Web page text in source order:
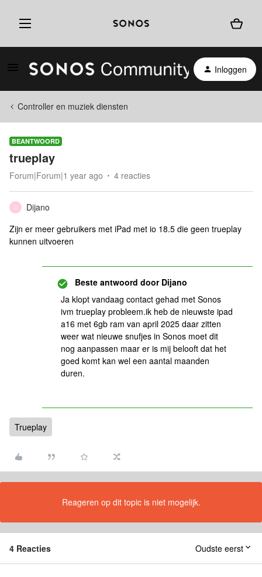
Inloggen
Controller en muziek diensten
BEANTWOORD
trueplay
Forum|Forum|1 year ago 4 reacties
D
Dijano
Zijn er meer gebruikers met iPad met io 18.5 die geen trueplay
kunnen uitvoeren
Beste antwoord doorDijano
Ja klopt vandaag contact gehad met Sonos
ivm trueplay probleem.ik heb de nieuwste ipad
a16 met 6gb ram van april 2025 daar zitten
weer wat nieuwe snufjes in Sonos moet dit
nog aanpassen maar er is mij belooft dat het
goed komt kan wel een aantal maanden
duren.
Trueplay
Reageren op dit topic is niet mogelijk.
4 Reacties Oudste eerst